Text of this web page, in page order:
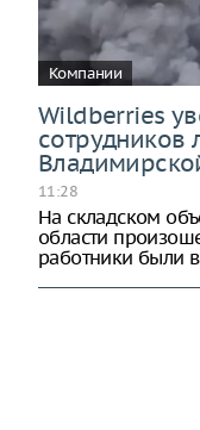
Компании
Wildberries
сотрудников
11:28
На складском
области
работники были